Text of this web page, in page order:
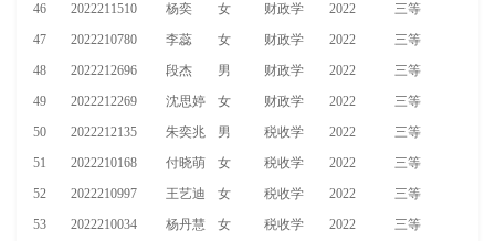
46
2022211510 杨奕 女 财政学 2022
三等
47
2022210780 李蕊 女 财政学 2022
三等
48
2022212696 段杰 男 财政学 2022
三等
49
2022212269 沈思婷 女 财政学 2022
三等
50
2022212135 朱奕兆 男 税收学 2022
三等
51
2022210168 付晓萌 女 税收学 2022
三等
52
2022210997 王艺迪 女 税收学 2022
三等
53
2022210034 杨丹慧 女 税收学 2022
三等